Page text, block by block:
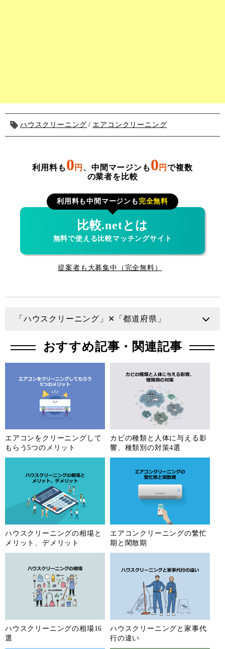
ハウスクリーニング エアコンクリーニング
利用料も 0 円 、中間マージンも 0 円で複数
の業者を比較
利用料も中間マージンも 完全無料
比較.netとは
無料で使える比較マッチングサイト
提案者も大募集中（完全無料）
「ハウスクリーニング」✕「都道府県」
宮城県
栃木県 群馬県 千葉県
神奈川県 新潟県 富山県
岐阜県 静岡県 愛知県 三重県
滋賀県 京都府 大阪府 兵庫県
奈良県 和歌山県 鳥取県 島根県
岡山県 広島県
香川県 福岡県 佐賀県 長崎県
沖縄県
おすすめ記事・関連記事
エアコンをクリーニングして
もらう5つのメリット
カビの種類と人体に与える影
響、種類別の対策4選
ハウスクリーニングの相場と
メリット、デメリット
エアコンクリーニングの繁忙
期と閑散期
ハウスクリーニングの相場16
選
ハウスクリーニングと家事代
行の違い